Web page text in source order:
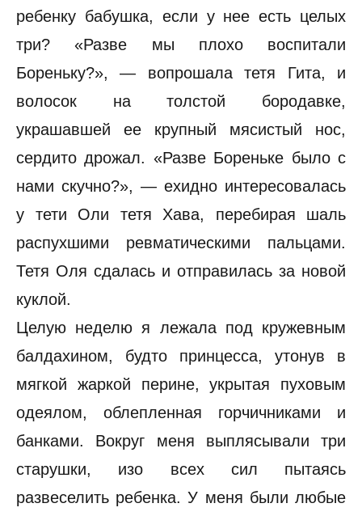
ребенку бабушка, если у нее есть целых
три? «Разве мы плохо воспитали
Бореньку?», — вопрошала тетя Гита, и
волосок на толстой бородавке,
украшавшей ее крупный мясистый нос,
сердито дрожал. «Разве Бореньке было с
нами скучно?», — ехидно интересовалась
у тети Оли тетя Хава, перебирая шаль
распухшими ревматическими пальцами.
Тетя Оля сдалась и отправилась за новой
куклой.
Целую неделю я лежала под кружевным
балдахином, будто принцесса, утонув в
мягкой жаркой перине, укрытая пуховым
одеялом, облепленная горчичниками и
банками. Вокруг меня выплясывали три
старушки, изо всех сил пытаясь
развеселить ребенка. У меня были любые